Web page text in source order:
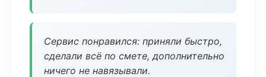
Сервис понравился: приняли быстро,
сделали всё по смете, дополнительно
ничего не навязывали.